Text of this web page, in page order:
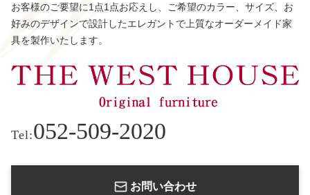
お客様のご要望に1点1点お応えし、ご希望のカラー、サイズ、お
好みのデザインで設計したエレガントで上質なオーダーメイド家
具を製作いたします。
Tel:052-509-2020
お問い合わせ